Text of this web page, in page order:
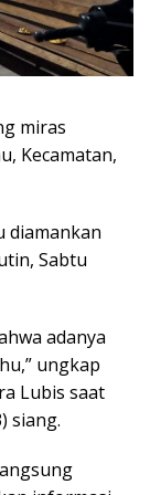
miras
Kecamatan,
diamankan
Sabtu
adanya
ungkap
Lubis saat
siang.